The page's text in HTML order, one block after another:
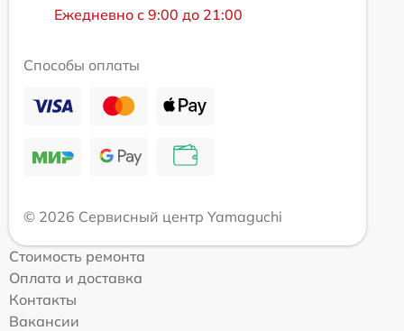
Ежедневно с 9:00 до 21:00
Способы оплаты
© 2026 Сервисный центр Yamaguchi
Стоимость ремонта
Оплата и доставка
Контакты
Вакансии